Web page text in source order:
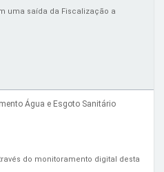
uma saída da Fiscalização a
Água e Esgoto Sanitário
do monitoramento digital desta